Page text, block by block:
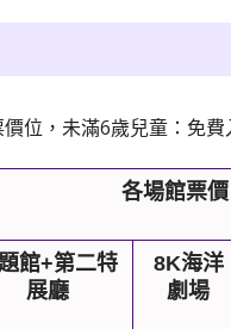
位，未滿6歲兒童：免費
各場館票價
館+第二特
展廳
8K海洋
劇場